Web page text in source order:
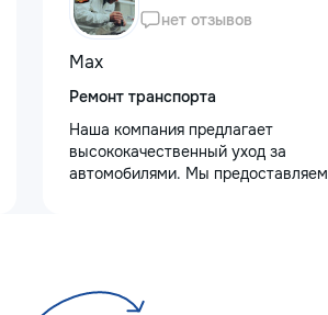
нет отзывов
Max
Ремонт транспорта
Наша компания предлагает
высококачественный уход за
автомобилями. Мы предоставляем
защитными пленками, полировку